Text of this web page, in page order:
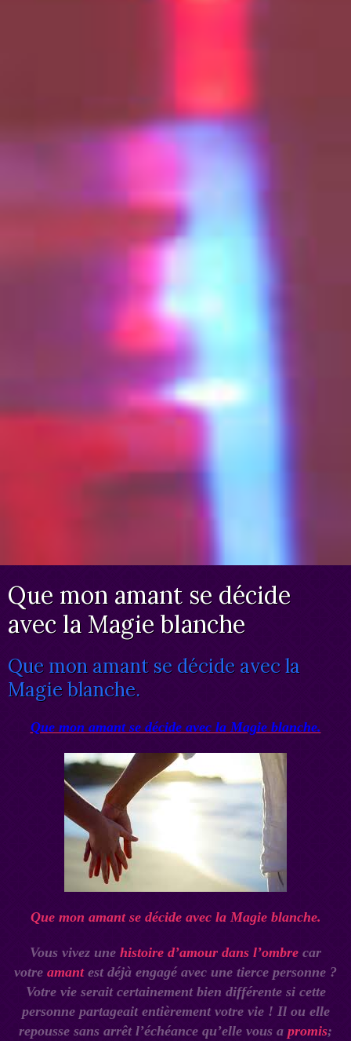
Que mon amant se décide
avec la Magie blanche
Que mon amant se décide avec la
Magie blanche.
Que mon amant se décide avec la Magie blanche.
Que mon amant se décide avec la Magie blanche.
Vous vivez une histoire d’amour dans l’ombre car
votre amant est déjà engagé avec une tierce personne ?
Votre vie serait certainement bien différente si cette
personne partageait entièrement votre vie ! Il ou elle
repousse sans arrêt l’échéance qu’elle vous a promis;